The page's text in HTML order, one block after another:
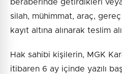
beraberinde getirdikleri
silah, mühimmat, araç,
kayıt altına alınarak teslim
Hak sahibi kişilerin, MGK
itibaren 6 ay içinde yazılı